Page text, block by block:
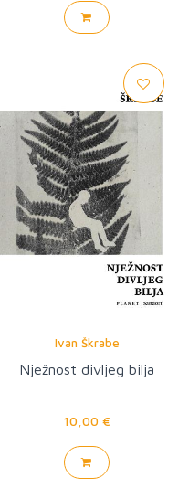
Ivan Škrabe
Nježnost divljeg bilja
10,00 €